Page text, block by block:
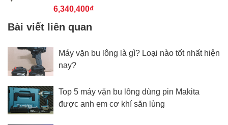
6,340,400₫
Bài viết liên quan
Máy vặn bu lông là gì? Loại nào tốt nhất hiện
nay?
Top 5 máy vặn bu lông dùng pin Makita
được anh em cơ khí săn lùng